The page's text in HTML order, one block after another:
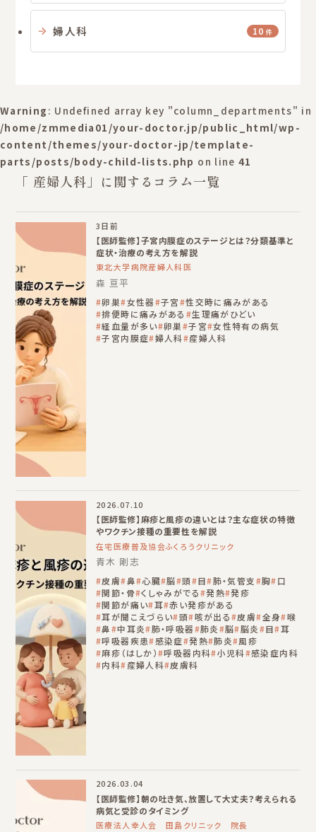
婦人科 10 件
Warning : Undefined array key "column_departments" in
/home/zmmedia01/your-doctor.jp/public_html/wp-
content/themes/your-doctor-jp/template-
parts/posts/body-child-lists.php on line41
「 産婦人科」に関するコラム一覧
3日前
【医師監修】子宮内膜症のステージとは？分類基準と
症状・治療の考え方を解説
東北大学病院産婦人科医
森 亘平
卵巣 女性器 子宮
性交時に痛みがある
排便時に痛みがある
生理痛がひどい
経血量が多い 卵巣 子宮
女性特有の病気
子宮内膜症 婦人科 産婦人科
2026.07.10
【医師監修】麻疹と風疹の違いとは？主な症状の特徴
やワクチン接種の重要性を解説
在宅医療普及協会ふくろうクリニック
青木 剛志
皮膚 鼻 心臓 脳 頭 目 肺・気管支 胸 口
関節・骨
くしゃみがでる 発熱 発疹
関節が痛い 耳 赤い発疹がある
耳が聞こえづらい 頭 咳が出る 皮膚 全身 喉
鼻
中耳炎 肺・呼吸器 肺炎 脳 脳炎 目 耳
呼吸器疾患 感染症 発熱 肺炎 風疹
麻疹（はしか） 呼吸器内科 小児科 感染症内科
内科 産婦人科 皮膚科
2026.03.04
【医師監修】朝の吐き気、放置して大丈夫？考えられる
病気と受診のタイミング
医療法人幸人会 田島クリニック 院長